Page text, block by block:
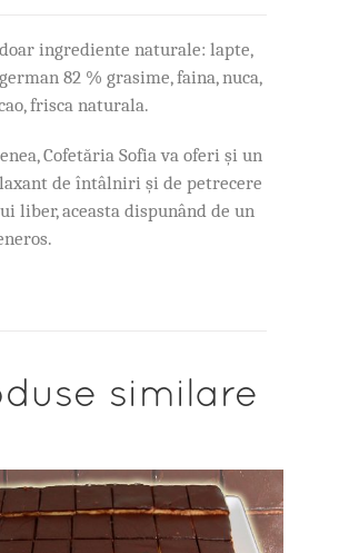
ingrediente naturale: lapte,
82 % grasime, faina, nuca,
frisca naturala.
Cofetăria Sofia va oferi și un
de întâlniri și de petrecere
liber, aceasta dispunând de un
similare